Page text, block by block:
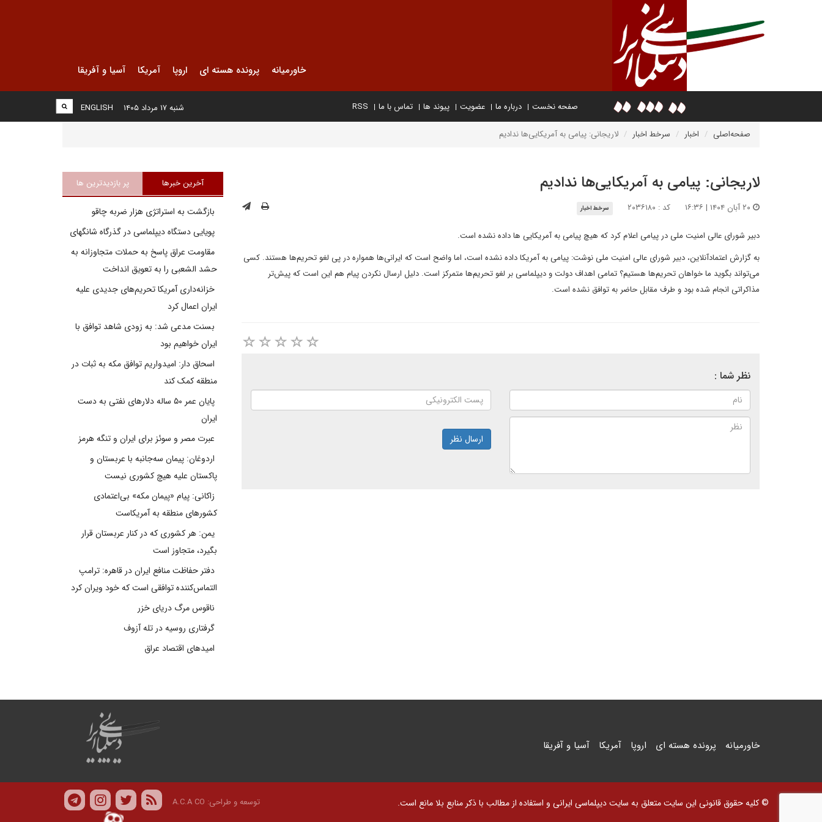
خاورمیانه پرونده هسته ای اروپا آمریکا آسیا و آفریقا
صفحه نخست درباره ما عضویت پیوند ها تماس با ما RSS
ENGLISH شنبه ۱۷ مرداد ۱۴۰۵
صفحه‌اصلی اخبار سرخط اخبار لاریجانی: پیامی به آمریکایی‌ها ندادیم
لاریجانی: پیامی به آمریکایی‌ها ندادیم
کد : ۲۰۳۶۱۸۰ سرخط اخبار
دبیر شورای عالی امنیت ملی در پیامی اعلام کرد که هیچ پیامی به آمریکایی ها داده نشده است.
به گزارش اعتمادآنلاین، دبیر شورای عالی امنیت ملی نوشت: پیامی به آمریکا داده نشده است، اما واضح است که ایرانی‌ها همواره در پی لغو تحریم‌ها هستند. کسی
می‌تواند بگوید ما خواهان تحریم‌ها هستیم؟ تمامی اهداف دولت و دیپلماسی بر لغو تحریم‌ها متمرکز است. دلیل ارسال نکردن پیام هم این است که پیش‌تر
مذاکراتی انجام شده بود و طرف مقابل حاضر به توافق نشده است.
نظر شما :
ارسال نظر
آخرین خبرها پر بازدیدترین ها
بازگشت به استراتژی هزار ضربه چاقو
پویایی دستگاه دیپلماسی در گذرگاه شانگهای
مقاومت عراق پاسخ به حملات متجاوزانه به
حشد الشعبی را به تعویق انداخت
خزانه‌داری آمریکا تحریم‌های جدیدی علیه
ایران اعمال کرد
بسنت مدعی شد: به زودی شاهد توافق با
ایران خواهیم بود
اسحاق دار: امیدواریم توافق مکه به ثبات در
منطقه کمک کند
پایان عمر ۵۰ ساله دلارهای نفتی به دست
ایران
عبرت مصر و سوئز برای ایران و تنگه هرمز
اردوغان: پیمان سه‌جانبه با عربستان و
پاکستان علیه هیچ کشوری نیست
زاکانی: پیام «پیمان مکه» بی‌اعتمادی
کشورهای منطقه به آمریکاست
یمن: هر کشوری که در کنار عربستان قرار
بگیرد، متجاوز است
دفتر حفاظت منافع ایران در قاهره: ترامپ
التماس‌کننده توافقی است که خود ویران کرد
ناقوس مرگ دریای خزر
گرفتاری روسیه در تله آزوف
امیدهای اقتصاد عراق
خاورمیانه پرونده هسته ای اروپا آمریکا آسیا و آفریقا
© کلیه حقوق قانونی این سایت متعلق به سایت دیپلماسی ایرانی و استفاده از مطالب با ذکر منابع بلا مانع است. توسعه و طراحی: A.C.A CO